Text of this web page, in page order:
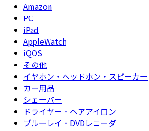
Amazon
PC
iPad
AppleWatch
iQOS
その他
イヤホン・ヘッドホン・スピーカー
カー用品
シェーバー
ドライヤー・ヘアアイロン
ブルーレイ・DVDレコーダ